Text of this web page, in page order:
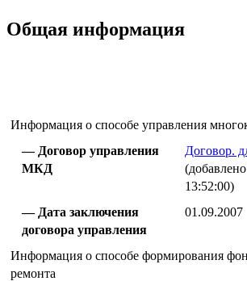
Общая информация
Информация о способе управления
Договор управления
МКД
Договор.
13:52:00)
Дата заключения
договора управления
01.09.2007
Информация о способе формирования
ремонта